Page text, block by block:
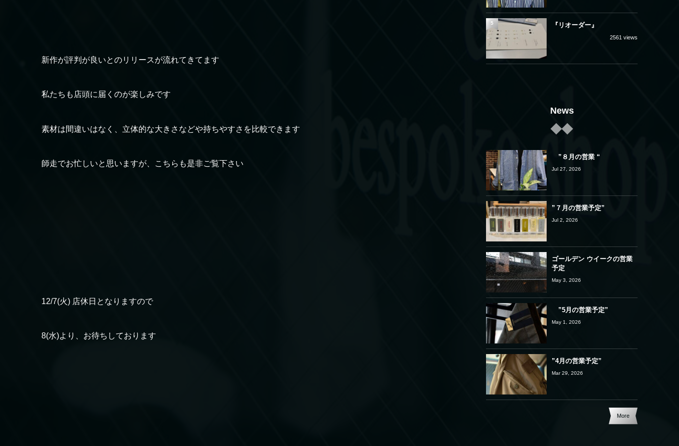
新作が評判が良いとのリリースが流れてきてます
私たちも店頭に届くのが楽しみです
素材は間違いはなく、立体的な大きさなどや持ちやすさを比較できます
師走でお忙しいと思いますが、こちらも是非ご覧下さい
12/7(火) 店休日となりますので
8(水)より、お待ちしております
『リオーダー』
2561 views
5
News
”８月の営業 “
Jul 27, 2026
”７月の営業予定”
Jul 2, 2026
ゴールデン ウイークの営業
予定
May 3, 2026
”5月の営業予定”
May 1, 2026
”4月の営業予定”
Mar 29, 2026
More